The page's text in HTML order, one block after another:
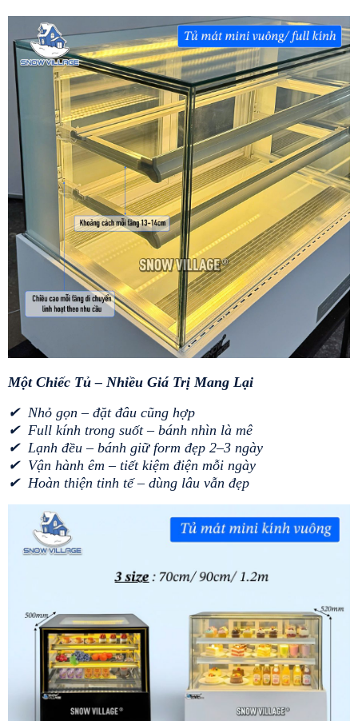
Một Chiếc Tủ – Nhiều Giá Trị Mang Lại
✔  Nhỏ gọn – đặt đâu cũng hợp
✔  Full kính trong suốt – bánh nhìn là mê
✔  Lạnh đều – bánh giữ form đẹp 2–3 ngày
✔  Vận hành êm – tiết kiệm điện mỗi ngày
✔  Hoàn thiện tinh tế – dùng lâu vẫn đẹp